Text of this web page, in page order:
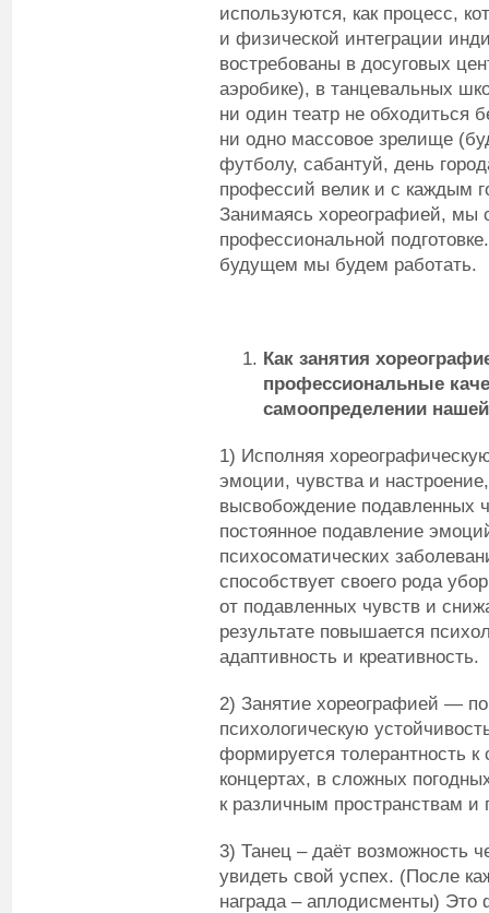
используются, как процесс,
и физической интеграции
востребованы в досуговых
аэробике), в танцевальных
ни один театр не обходиться
ни одно массовое зрелище
футболу, сабантуй, день
профессий велик и с каждым
Занимаясь хореографией, мы
профессиональной
будущем мы будем работать.
Как занятия
профессиональные
самоопределении
1) Исполняя
эмоции, чувства и
высвобождение подавленных
постоянное подавление
психосоматических
способствует своего рода
от подавленных чувств и
результате повышается
адаптивность и креативность.
2) Занятие хореографией —
психологическую
формируется толерантность к
концертах, в сложных
к различным пространствам
3) Танец – даёт возможность
увидеть свой успех. (После
награда – аплодисменты) Это